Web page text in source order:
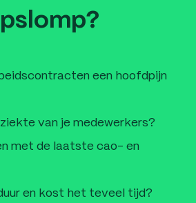
een hoofdpijn
van je medewerkers?
met de laatste cao- en
en kost het teveel tijd?